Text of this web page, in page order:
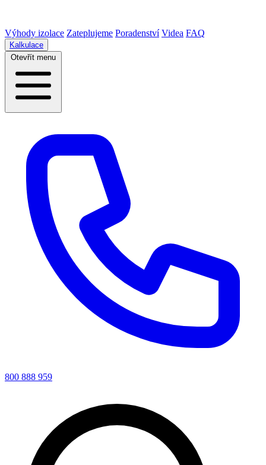
Výhody izolace Zateplujeme Poradenství Videa FAQ
Kalkulace
Otevřít menu
800 888 959